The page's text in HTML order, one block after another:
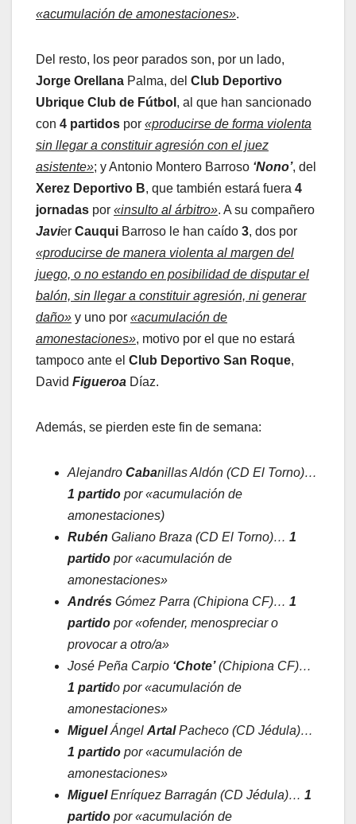
«acumulación de amonestaciones».
Del resto, los peor parados son, por un lado,
Jorge Orellana Palma, del Club Deportivo
Ubrique Club de Fútbol , al que han sancionado
con 4 partidos por «producirse de forma violenta
sin llegar a constituir agresión con el juez
asistente»; y Antonio Montero Barroso ‘Nono’, del
Xerez Deportivo B, que también estará fuera 4
jornadas por «insulto al árbitro». A su compañero
Javier Cauqui Barroso le han caído 3, dos por
«producirse de manera violenta al margen del
juego, o no estando en posibilidad de disputar el
balón, sin llegar a constituir agresión, ni generar
daño» y uno por «acumulación de
amonestaciones», motivo por el que no estará
tampoco ante el Club Deportivo San Roque,
David Figueroa Díaz.
Además, se pierden este fin de semana:
Alejandro Cabanillas Aldón (CD El Torno)…
1 partido por «acumulación de
amonestaciones)
Rubén Galiano Braza (CD El Torno)… 1
partido por «acumulación de
amonestaciones»
Andrés Gómez Parra (Chipiona CF)… 1
partido por «ofender, menospreciar o
provocar a otro/a»
José Peña Carpio ‘Chote’(Chipiona CF)…
1 partido por«acumulación de
amonestaciones»
MiguelÁngel ArtalPacheco (CD Jédula)…
1 partido por «acumulación de
amonestaciones»
MiguelEnríquez Barragán (CD Jédula)… 1
partido por «acumulación de